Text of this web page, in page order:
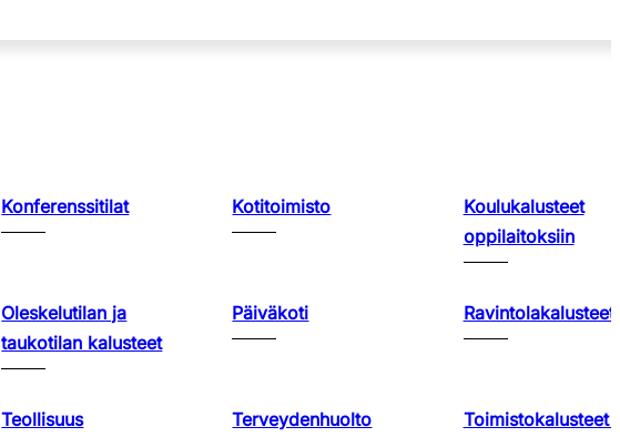
Konferenssitilat Kotitoimisto
Koulukalusteet
oppilaitoksiin
Oleskelutilan ja
taukotilan kalusteet
Päiväkoti Ravintolakalusteet
Teollisuus Terveydenhuolto
Toimistokalusteet